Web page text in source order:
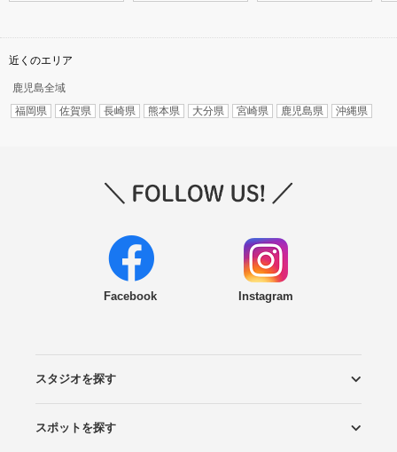
近くのエリア
鹿児島全域
福岡県
佐賀県 長崎県 熊本県 大分県 宮崎県 鹿児島県 沖縄県
Facebook Instagram
スタジオを探す
エリアから探す
こだわりから探す
NEW PHOTO STYLE
プランから探す
フォトタイプ診断
フォトグラファーから探す
国内リゾートから探す
スポットを探す